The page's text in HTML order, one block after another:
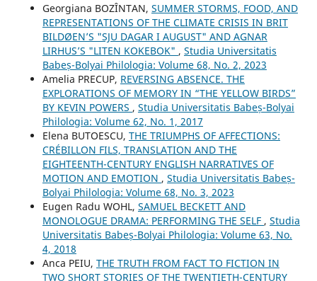
Georgiana BOZÎNTAN, SUMMER STORMS, FOOD, AND
REPRESENTATIONS OF THE CLIMATE CRISIS IN BRIT
BILDØEN’S "SJU DAGAR I AUGUST" AND AGNAR
LIRHUS’S "LITEN KOKEBOK" , Studia Universitatis
Babeș-Bolyai Philologia: Volume 68, No. 2, 2023
Amelia PRECUP, REVERSING ABSENCE. THE
EXPLORATIONS OF MEMORY IN “THE YELLOW BIRDS”
BY KEVIN POWERS , Studia Universitatis Babeș-Bolyai
Philologia: Volume 62, No. 1, 2017
Elena BUTOESCU, THE TRIUMPHS OF AFFECTIONS:
CRÉBILLON FILS, TRANSLATION AND THE
EIGHTEENTH-CENTURY ENGLISH NARRATIVES OF
MOTION AND EMOTION , Studia Universitatis Babeș-
Bolyai Philologia: Volume 68, No. 3, 2023
Eugen Radu WOHL, SAMUEL BECKETT AND
MONOLOGUE DRAMA: PERFORMING THE SELF , Studia
Universitatis Babeș-Bolyai Philologia: Volume 63, No.
4, 2018
Anca PEIU, THE TRUTH FROM FACT TO FICTION IN
TWO SHORT STORIES OF THE TWENTIETH-CENTURY